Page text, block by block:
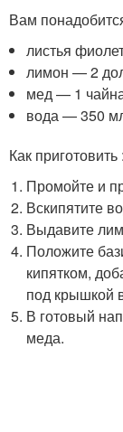
Вам
листья
лимон — 2
мед — 1
вода — 350
Как приготовить :
Промойте и
Вскипятите
Выдавите
Положите
кипятком,
под крышкой
В готовый
меда.